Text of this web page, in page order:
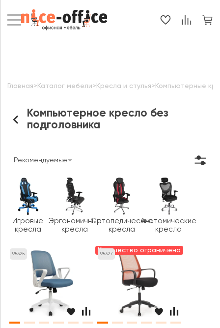
Компьютерное кресло без
подголовника
Главная> Каталог мебели> Кресла и стулья> Компьютерные
Рекомендуемые
95325 95327
Количество ограничено
Игровые
кресла
Эргономичные
кресла
Ортопедические
кресла
Анатомические
кресла